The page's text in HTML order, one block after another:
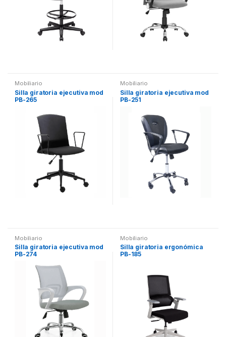
Mobiliario
Silla giratoria ejecutiva mod
PB-265
Mobiliario
Silla giratoria ejecutiva mod
PB-251
Mobiliario
Silla giratoria ejecutiva mod
PB-274
Mobiliario
Silla giratoria ergonómica
PB-185